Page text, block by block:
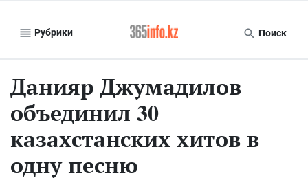
Рубрики Поиск
Данияр Джумадилов
объединил 30
казахстанских хитов в
одну песню